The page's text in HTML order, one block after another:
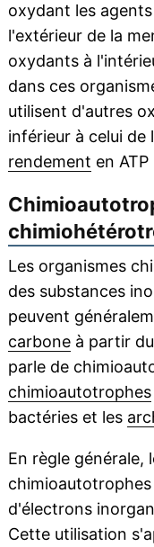
oxydant les
l'extérieur de la
oxydants à
dans ces
utilisent d'autres
inférieur à celui de
rendement en
Les organismes
des substances
peuvent
carboneà partir du
parle de
chimioautotrophes
bactéries et les
En règle générale,
d'électrons
Cette utilisation